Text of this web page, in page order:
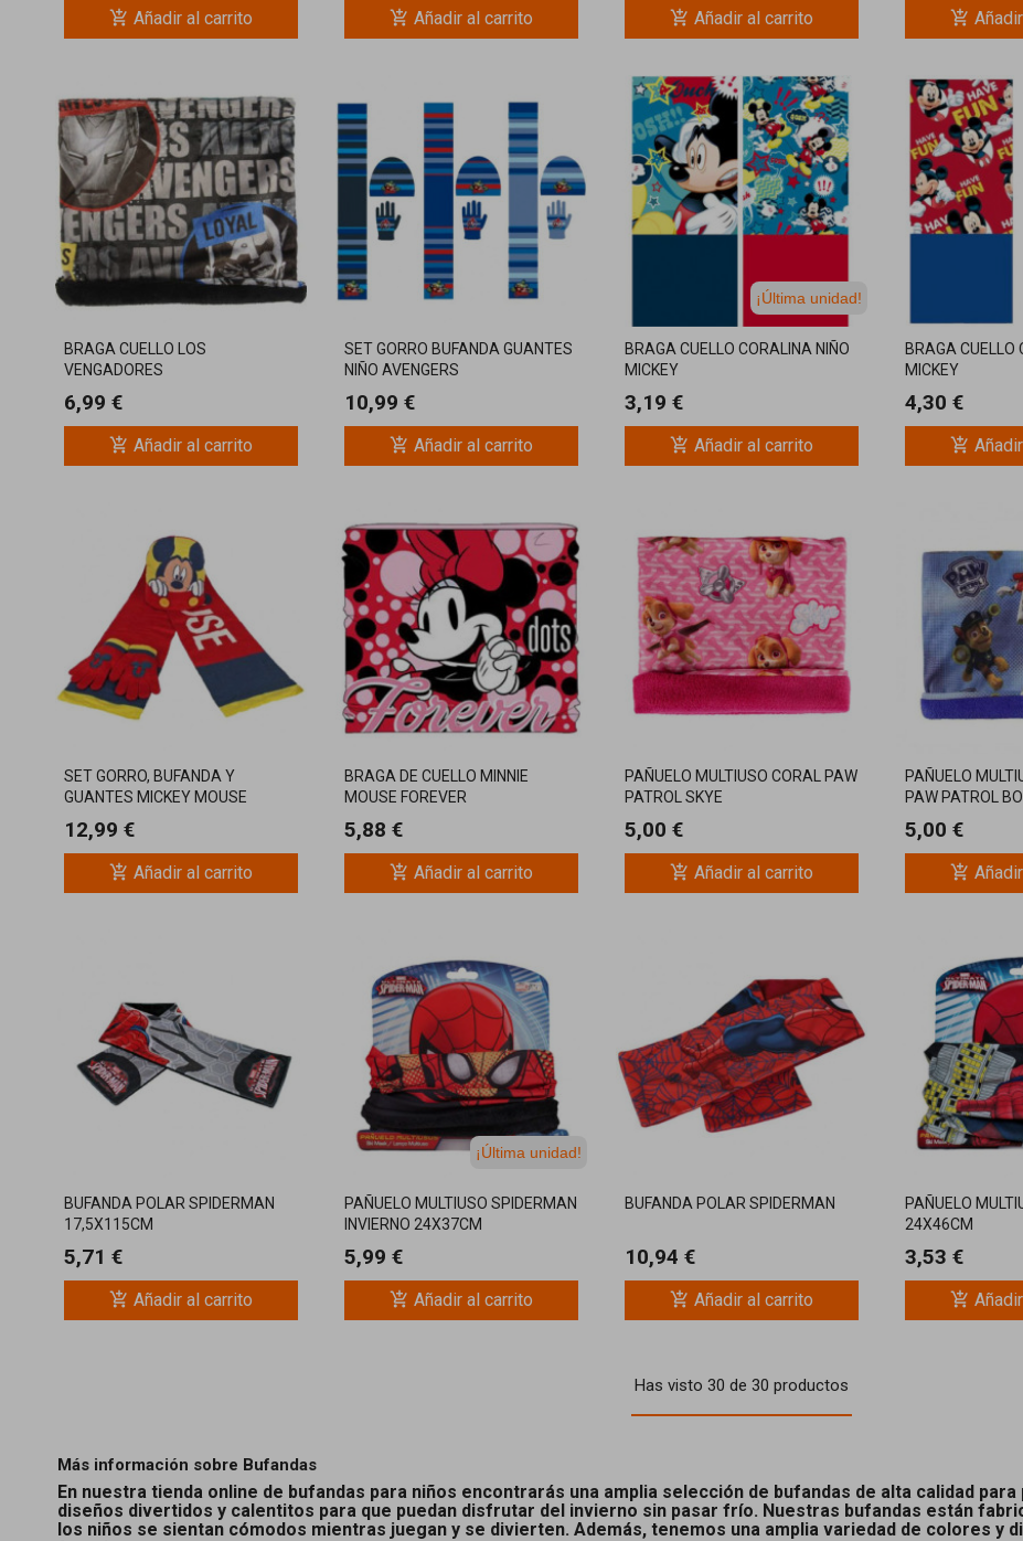
add_shopping_cart Añadir al carrito add_shopping_cart Añadir al carrito add_shopping_cart Añadir al carrito add_shopping_cart
BRAGA CUELLO LOS
VENGADORES
6,99 €
add_shopping_cart Añadir al carrito
SET GORRO BUFANDA GUANTES
NIÑO AVENGERS
10,99 €
add_shopping_cart Añadir al carrito
¡Última unidad!
BRAGA CUELLO CORALINA NIÑO
MICKEY
3,19 €
add_shopping_cart Añadir al carrito
BRAGA CUELLO
MICKEY
4,30 €
add_shopping_cart
SET GORRO, BUFANDA Y
GUANTES MICKEY MOUSE
12,99 €
add_shopping_cart Añadir al carrito
BRAGA DE CUELLO MINNIE
MOUSE FOREVER
5,88 €
add_shopping_cart Añadir al carrito
PAÑUELO MULTIUSO CORAL PAW
PATROL SKYE
5,00 €
add_shopping_cart Añadir al carrito
PAÑUELO
PAW PATROL
5,00 €
add_shopping_cart
BUFANDA POLAR SPIDERMAN
17,5X115CM
5,71 €
add_shopping_cart Añadir al carrito
¡Última unidad!
PAÑUELO MULTIUSO SPIDERMAN
INVIERNO 24X37CM
5,99 €
add_shopping_cart Añadir al carrito
BUFANDA POLAR SPIDERMAN
10,94 €
add_shopping_cart Añadir al carrito
PAÑUELO
24X46CM
3,53 €
add_shopping_cart
Has visto 30 de 30 productos
Más información sobre Bufandas
En nuestra tienda online de bufandas para niños encontrarás una amplia selección de bufandas de alta calidad
diseños divertidos y calentitos para que puedan disfrutar del invierno sin pasar frío. Nuestras bufandas están
los niños se sientan cómodos mientras juegan y se divierten. Además, tenemos una amplia variedad de colores y